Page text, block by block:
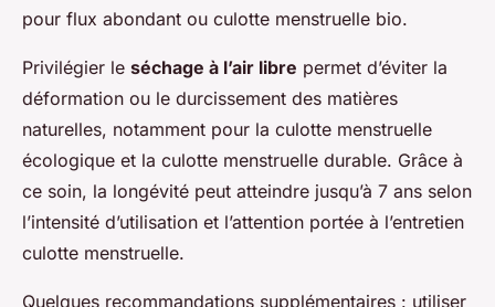
pour flux abondant ou culotte menstruelle bio.
Privilégier le séchage à l’air libre permet d’éviter la
déformation ou le durcissement des matières
naturelles, notamment pour la culotte menstruelle
écologique et la culotte menstruelle durable. Grâce à
ce soin, la longévité peut atteindre jusqu’à 7 ans selon
l’intensité d’utilisation et l’attention portée à l’entretien
culotte menstruelle.
Quelques recommandations supplémentaires : utiliser